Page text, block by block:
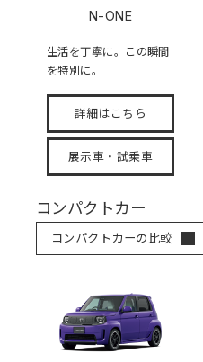
N-ONE
生活を丁寧に。この瞬間
を特別に。
詳細はこちら
展示車・試乗車
コンパクトカー
コンパクトカーの比較